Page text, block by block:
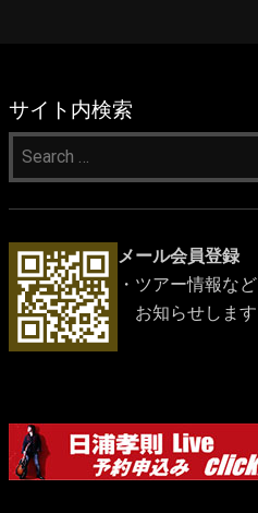
サイト内検索
メール会員登録
・ツアー情報など
お知らせします